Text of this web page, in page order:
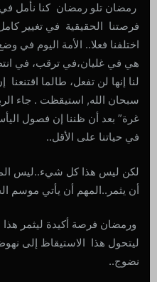
رمضان تلو رمضان كنا نأمل
فرصتنا الحقيقية في تغيير
اختلفنا فعلا.. الأمة اليوم
هي في غليان،في ترقب، في
لنا إنها لن تفعل، طالما
سبحان الله, استيقظت . جاء
غرة” بعد أن ظننا إن فصول
في حياتنا على الأقل..
لكن ليس هذا كل شيء..ليس
أن يثمر..المهم أن يأتي موسم
ورمضان فرصة أكيدة ليثمر
ليتحول هذا الاستيقاظ إلى
نضوج..